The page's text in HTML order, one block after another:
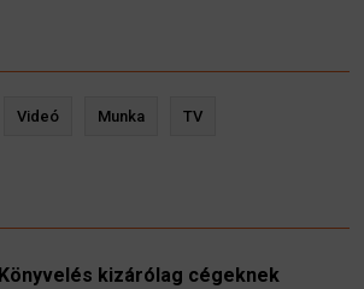
Videó Munka TV
Könyvelés kizárólag cégeknek